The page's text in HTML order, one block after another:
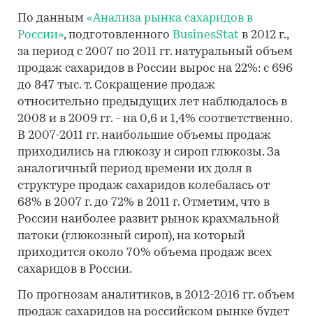
По данным «Анализа рынка сахаридов в
России», подготовленного BusinesStat в 2012 г.,
за период с 2007 по 2011 гг. натуральный объем
продаж сахаридов в России вырос на 22%: с 696
до 847 тыс. т. Сокращение продаж
относительно предыдущих лет наблюдалось в
2008 и в 2009 гг. - на 0,6 и 1,4% соответственно.
В 2007-2011 гг. наибольшие объемы продаж
приходились на глюкозу и сироп глюкозы. За
аналогичный период времени их доля в
структуре продаж сахаридов колебалась от
68% в 2007 г. до 72% в 2011 г. Отметим, что в
России наиболее развит рынок крахмальной
патоки (глюкозный сироп), на который
приходится около 70% объема продаж всех
сахаридов в России.
По прогнозам аналитиков, в 2012-2016 гг. объем
продаж сахаридов на российском рынке будет